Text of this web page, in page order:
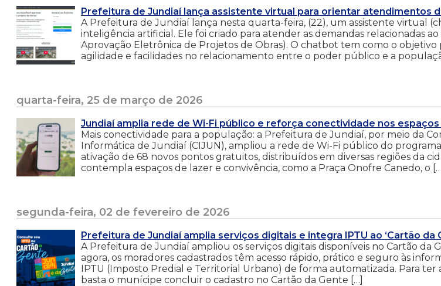
Prefeitura de Jundiaí lança assistente virtual para orientar atendimentos
A Prefeitura de Jundiaí lança nesta quarta-feira, (22), um assistente virtual
inteligência artificial. Ele foi criado para atender as demandas relacionadas ao
Aprovação Eletrônica de Projetos de Obras). O chatbot tem como o objetivo
agilidade e facilidades no relacionamento entre o poder público e a
quarta-feira, 25 de março de 2026
Jundiaí amplia rede de Wi-Fi público e reforça conectividade nos
Mais conectividade para a população: a Prefeitura de Jundiaí, por meio da
Informática de Jundiaí (CIJUN), ampliou a rede de Wi-Fi público do
ativação de 68 novos pontos gratuitos, distribuídos em diversas regiões da
contempla espaços de lazer e convivência, como a Praça Onofre Canedo, o
segunda-feira, 02 de fevereiro de 2026
Prefeitura de Jundiaí amplia serviços digitais e integra IPTU ao ‘Cartão da
A Prefeitura de Jundiaí ampliou os serviços digitais disponíveis no Cartão da
agora, os moradores cadastrados têm acesso rápido, prático e seguro às
IPTU (Imposto Predial e Territorial Urbano) de forma automatizada. Para ter
basta o munícipe concluir o cadastro no Cartão da Gente […]